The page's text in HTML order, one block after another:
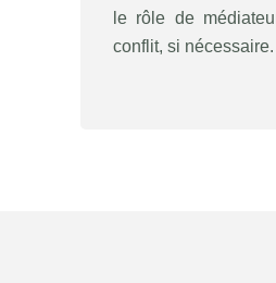
le rôle de
conflit, si nécessaire.